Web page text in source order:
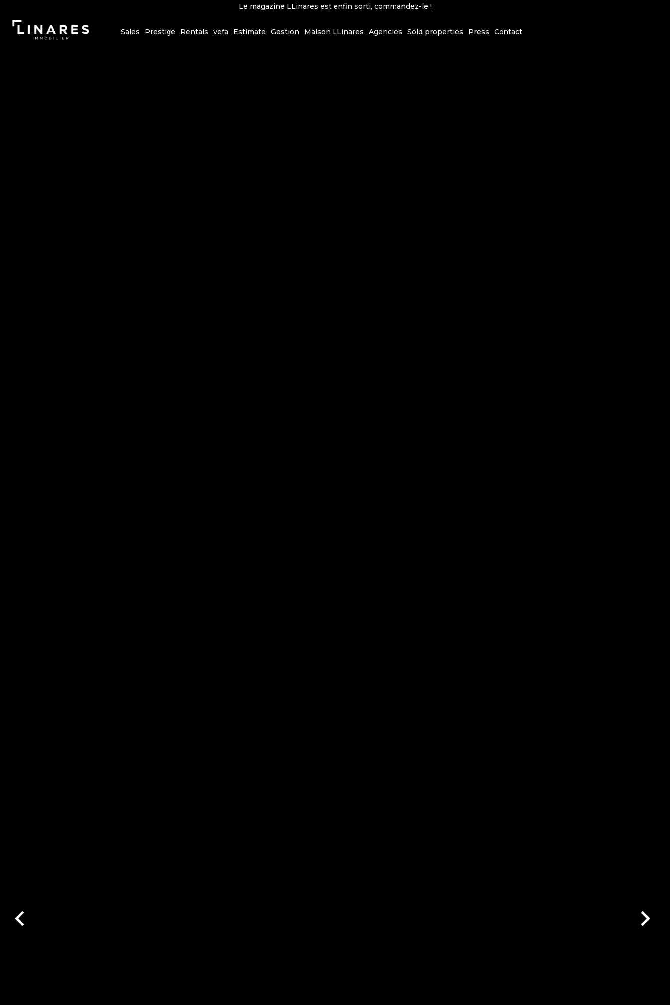
Le magazine LLinares est enfin sorti, commandez-le !
Sales Prestige Rentals vefa Estimate Gestion Maison LLinares Agencies Sold properties Press Contact